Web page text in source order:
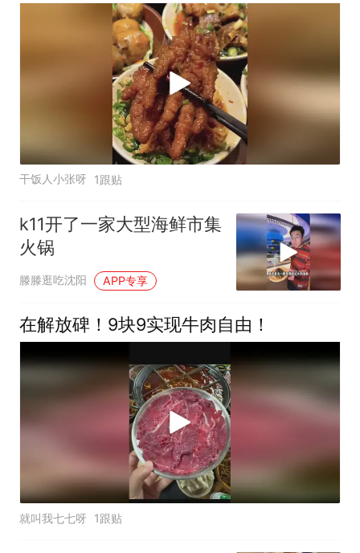
干饭人小张呀 1跟贴
k11开了一家大型海鲜市集
火锅
滕滕逛吃沈阳 APP专享
在解放碑！9块9实现牛肉自由！
就叫我七七呀 1跟贴